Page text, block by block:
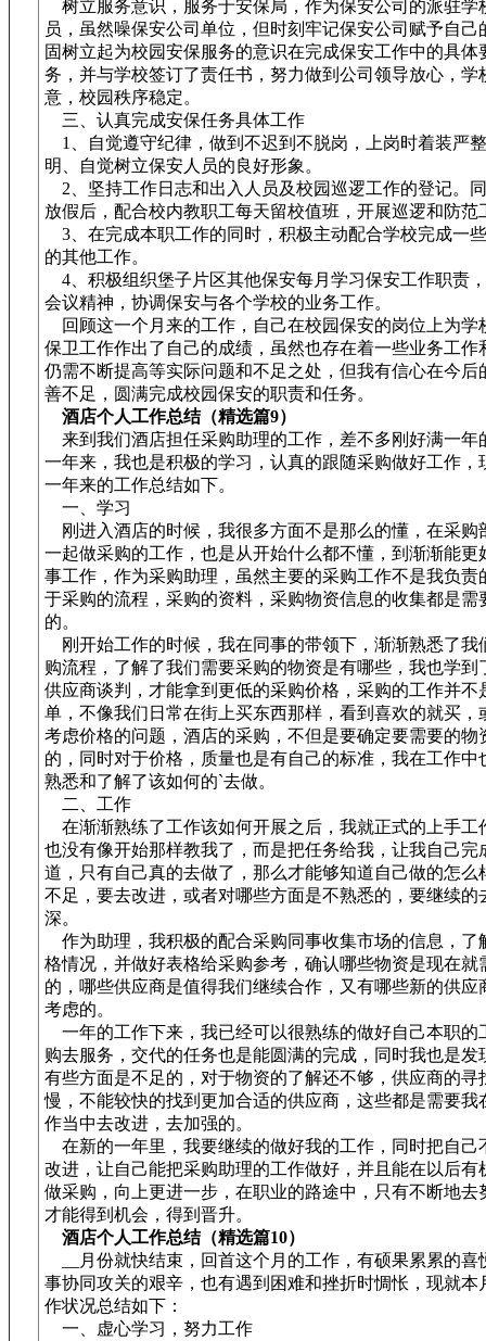
树立服务意识，服务于安保局，作为保安公司的派驻学
员，虽然噪保安公司单位，但时刻牢记保安公司赋予自己
固树立起为校园安保服务的意识在完成保安工作中的具体
务，并与学校签订了责任书，努力做到公司领导放心，学
意，校园秩序稳定。
三、认真完成安保任务具体工作
1、自觉遵守纪律，做到不迟到不脱岗，上岗时着装严
明、自觉树立保安人员的良好形象。
2、坚持工作日志和出入人员及校园巡逻工作的登记。
放假后，配合校内教职工每天留校值班，开展巡逻和防范
3、在完成本职工作的同时，积极主动配合学校完成一
的其他工作。
4、积极组织堡子片区其他保安每月学习保安工作职责
会议精神，协调保安与各个学校的业务工作。
回顾这一个月来的工作，自己在校园保安的岗位上为学
保卫工作作出了自己的成绩，虽然也存在着一些业务工作
仍需不断提高等实际问题和不足之处，但我有信心在今后
善不足，圆满完成校园保安的职责和任务。
酒店个人工作总结（精选篇9）
来到我们酒店担任采购助理的工作，差不多刚好满一年
一年来，我也是积极的学习，认真的跟随采购做好工作，
一年来的工作总结如下。
一、学习
刚进入酒店的时候，我很多方面不是那么的懂，在采购
一起做采购的工作，也是从开始什么都不懂，到渐渐能更
事工作，作为采购助理，虽然主要的采购工作不是我负责
于采购的流程，采购的资料，采购物资信息的收集都是需
的。
刚开始工作的时候，我在同事的带领下，渐渐熟悉了我
购流程，了解了我们需要采购的物资是有哪些，我也学到
供应商谈判，才能拿到更低的采购价格，采购的工作并不
单，不像我们日常在街上买东西那样，看到喜欢的就买，
考虑价格的问题，酒店的采购，不但是要确定要需要的物
的，同时对于价格，质量也是有自己的标准，我在工作中
熟悉和了解了该如何的`去做。
二、工作
在渐渐熟练了工作该如何开展之后，我就正式的上手工
也没有像开始那样教我了，而是把任务给我，让我自己完
道，只有自己真的去做了，那么才能够知道自己做的怎么
不足，要去改进，或者对哪些方面是不熟悉的，要继续的
深。
作为助理，我积极的配合采购同事收集市场的信息，了
格情况，并做好表格给采购参考，确认哪些物资是现在就
的，哪些供应商是值得我们继续合作，又有哪些新的供应
考虑的。
一年的工作下来，我已经可以很熟练的做好自己本职的
购去服务，交代的任务也是能圆满的完成，同时我也是发
有些方面是不足的，对于物资的了解还不够，供应商的寻
慢，不能较快的找到更加合适的供应商，这些都是需要我
作当中去改进，去加强的。
在新的一年里，我要继续的做好我的工作，同时把自己
改进，让自己能把采购助理的工作做好，并且能在以后有
做采购，向上更进一步，在职业的路途中，只有不断地去
才能得到机会，得到晋升。
酒店个人工作总结（精选篇10）
__月份就快结束，回首这个月的工作，有硕果累累的喜
事协同攻关的艰辛，也有遇到困难和挫折时惆怅，现就本
作状况总结如下：
一、虚心学习，努力工作